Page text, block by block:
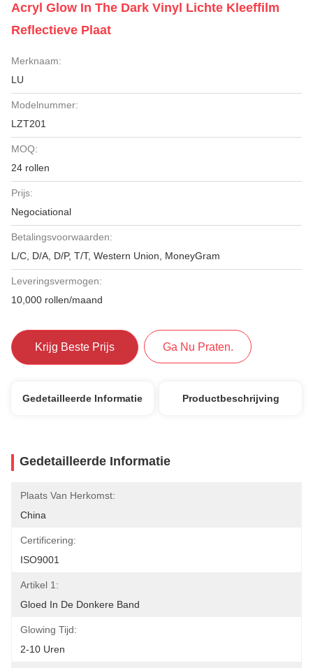
Acryl Glow In The Dark Vinyl Lichte Kleeffilm
Reflectieve Plaat
Merknaam:
LU
Modelnummer:
LZT201
MOQ:
24 rollen
Prijs:
Negociational
Betalingsvoorwaarden:
L/C, D/A, D/P, T/T, Western Union, MoneyGram
Leveringsvermogen:
10,000 rollen/maand
Krijg Beste Prijs Ga Nu Praten.
Gedetailleerde Informatie Productbeschrijving
Gedetailleerde Informatie
Plaats Van Herkomst:
China
Certificering:
ISO9001
Artikel 1:
Gloed In De Donkere Band
Glowing Tijd:
2-10 Uren